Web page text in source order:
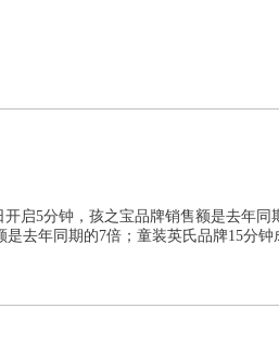
开启5分钟，孩之宝品牌销售额是去年同
是去年同期的7倍 ；童装英氏品牌15分钟